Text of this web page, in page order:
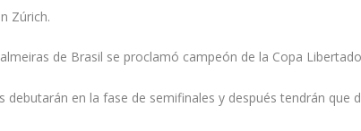
Zúrich.
de Brasil se proclamó campeón de la Copa
en la fase de semifinales y después tendrán que